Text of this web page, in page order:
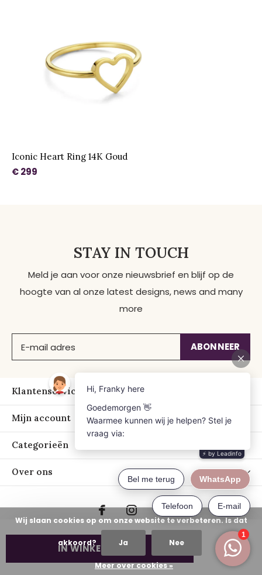
IN WINKELWAGEN
Iconic Heart Ring 14K Goud
€ 299
STAY IN TOUCH
Meld je aan voor onze nieuwsbrief en blijf op de
hoogte van al onze latest designs, news and many
more
ABONNEER
Klantenservice
Mijn account
Categorieën
Over ons
© Copyright2026- Just Franky
Wij slaan cookies op om onze website te verbeteren. Is dat
akkoord? Ja Nee
Meer over cookies »